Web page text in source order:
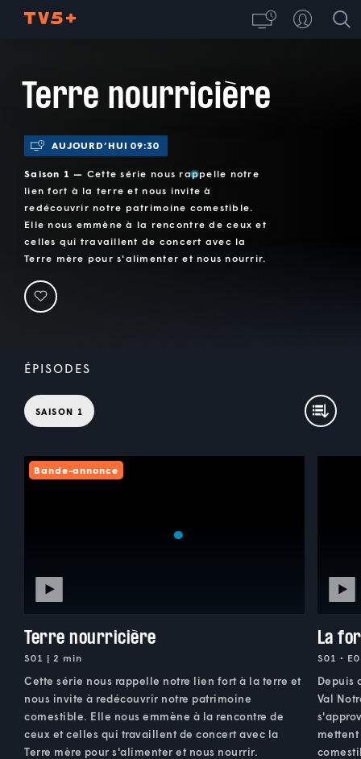
Terre nourricière
AUJOURD’HUI 09:30
Saison 1 — Cette série nous rappelle notre
lien fort à la terre et nous invite à
redécouvrir notre patrimoine comestible.
Elle nous emmène à la rencontre de ceux et
celles qui travaillent de concert avec la
Terre mère pour s'alimenter et nous nourrir.
ÉPISODES
SAISON 1
Bande-annonce
Terre nourricière
S01 | 2 min
Cette série nous rappelle notre lien fort à la terre et
nous invite à redécouvrir notre patrimoine
comestible. Elle nous emmène à la rencontre de
ceux et celles qui travaillent de concert avec la
Terre mère pour s'alimenter et nous nourrir.
La
S01 •
Depuis
Val